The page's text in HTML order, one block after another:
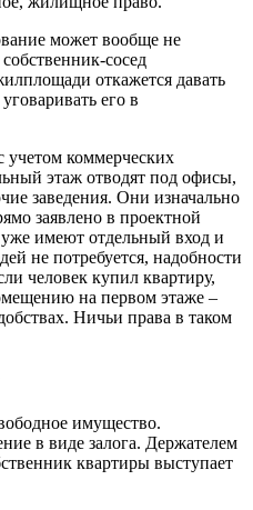
может вообще не
сосед
откажется давать
его в
учетом коммерческих
этаж отводят под офисы,
заведения. Они изначально
заявлено в проектной
имеют отдельный вход и
не потребуется, надобности
человек купил квартиру,
на первом этаже –
Ничьи права в таком
имущество.
в виде залога. Держателем
квартиры выступает